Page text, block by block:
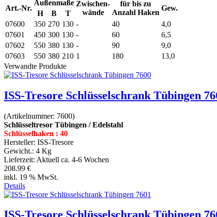
Art.-Nr.
Außenmaße Zwischen-
wände
für bis zu
Anzahl Haken
Gew.
H B
T
07600
350 270 130 - 40
4,0
07601
450 300 130 - 60
6,5
07602
550 380 130 - 90
9,0
07603
550 380 210 1 180
13,0
Verwandte Produkte
ISS-Tresore Schlüsselschrank Tübingen
(Artikelnummer: 7600)
Schlüsseltresor Tübingen / Edelstahl
Schlüsselhaken : 40
Hersteller: ISS-Tresore
Gewicht.: 4 Kg
Lieferzeit: Aktuell ca. 4-6 Wochen
208.99 €
inkl. 19 % MwSt.
Details